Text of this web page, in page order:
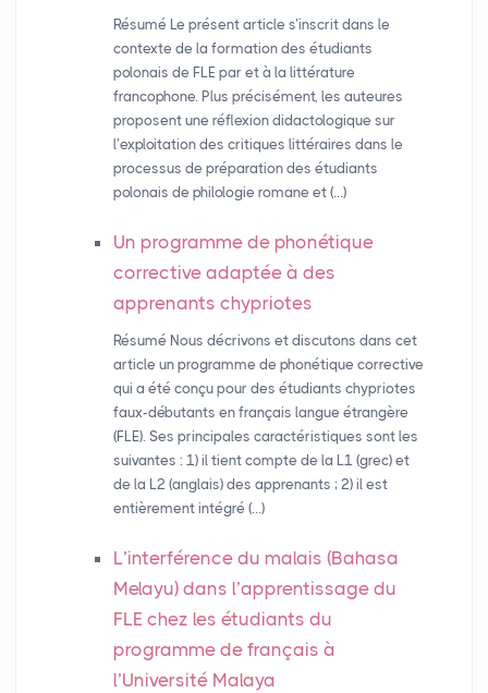
Résumé Le présent article s’inscrit dans le
contexte de la formation des étudiants
polonais de FLE par et à la littérature
francophone. Plus précisément, les auteures
proposent une réflexion didactologique sur
l’exploitation des critiques littéraires dans le
processus de préparation des étudiants
polonais de philologie romane et (…)
Un programme de phonétique
corrective adaptée à des
apprenants chypriotes
Résumé Nous décrivons et discutons dans cet
article un programme de phonétique corrective
qui a été conçu pour des étudiants chypriotes
faux-débutants en français langue étrangère
(FLE). Ses principales caractéristiques sont les
suivantes : 1) il tient compte de la L1 (grec) et
de la L2 (anglais) des apprenants ; 2) il est
entièrement intégré (…)
L’interférence du malais (Bahasa
Melayu) dans l’apprentissage du
FLE chez les étudiants du
programme de français à
l’Université Malaya